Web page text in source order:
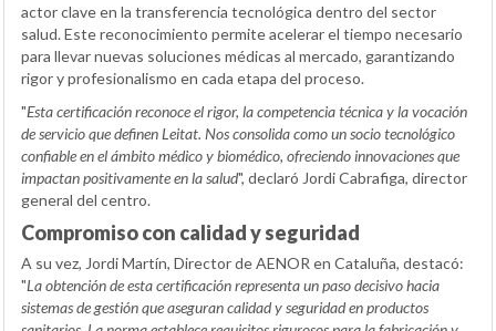
actor clave en la transferencia tecnológica dentro del sector
salud. Este reconocimiento permite acelerar el tiempo necesario
para llevar nuevas soluciones médicas al mercado, garantizando
rigor y profesionalismo en cada etapa del proceso.
"Esta certificación reconoce el rigor, la competencia técnica y la vocación
de servicio que definen Leitat. Nos consolida como un socio tecnológico
confiable en el ámbito médico y biomédico, ofreciendo innovaciones que
impactan positivamente en la salud", declaró Jordi Cabrafiga, director
general del centro.
Compromiso con calidad y seguridad
A su vez, Jordi Martín, Director de AENOR en Cataluña, destacó:
"La obtención de esta certificación representa un paso decisivo hacia
sistemas de gestión que aseguran calidad y seguridad en productos